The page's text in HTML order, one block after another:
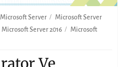
Microsoft Server
Microsoft Server
Microsoft Server 2016
Microsoft